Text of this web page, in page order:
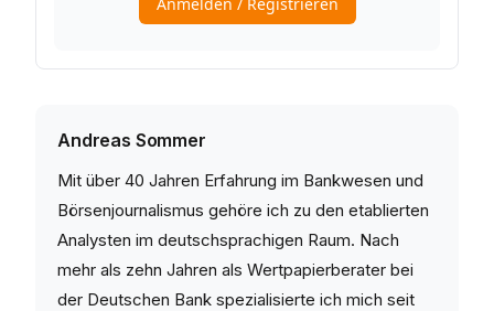
Andreas Sommer
Mit über 40 Jahren Erfahrung im Bankwesen und
Börsenjournalismus gehöre ich zu den etablierten
Analysten im deutschsprachigen Raum. Nach
mehr als zehn Jahren als Wertpapierberater bei
der Deutschen Bank spezialisierte ich mich seit